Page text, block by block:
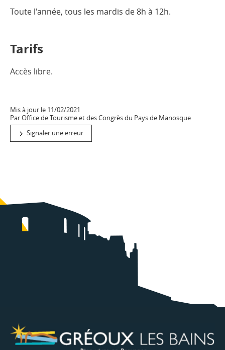
Toute l'année, tous les mardis de 8h à 12h.
Tarifs
Accès libre.
Mis à jour le 11/02/2021
Par Office de Tourisme et des Congrès du Pays de Manosque
Signaler une erreur